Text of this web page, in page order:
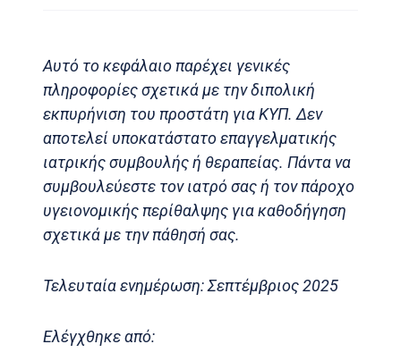
Αυτό το κεφάλαιο παρέχει γενικές
πληροφορίες σχετικά με την διπολική
εκπυρήνιση του προστάτη για ΚΥΠ. Δεν
αποτελεί υποκατάστατο επαγγελματικής
ιατρικής συμβουλής ή θεραπείας. Πάντα να
συμβουλεύεστε τον ιατρό σας ή τον πάροχο
υγειονομικής περίθαλψης για καθοδήγηση
σχετικά με την πάθησή σας.
Τελευταία ενημέρωση: Σεπτέμβριος 2025
Ελέγχθηκε από: